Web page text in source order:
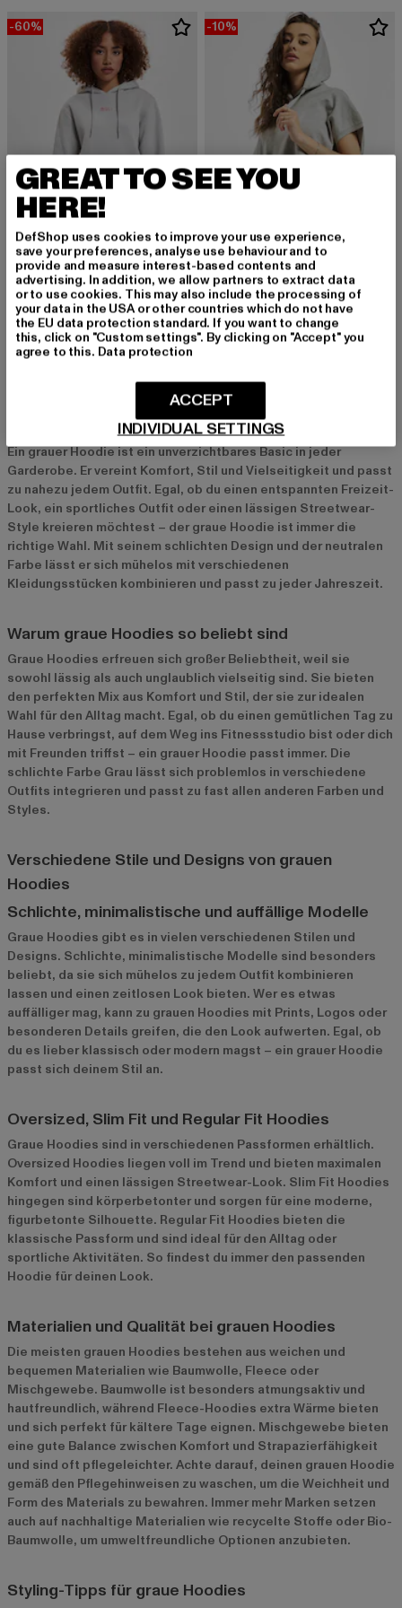
-60%
DANGEROUS DNGRS
Faith
20,00 EUR
Derzeitiger Preis: 20,00 EUR
49,99 EURAktionspreis: 49,99 EUR
-10%
URBAN CLASSICS
Sleeveless Terry
26,99 EUR
Derzeitiger Preis: 26,99 EUR
29,99 EUR Aktionspreis:
Grauer Hoodie: Der zeitlose Klassiker für jeden
Ein grauer Hoodie ist ein unverzichtbares Basic in jeder
Garderobe. Er vereint Komfort, Stil und Vielseitigkeit und passt
zu nahezu jedem Outfit. Egal, ob du einen entspannten Freizeit-
Look, ein sportliches Outfit oder einen lässigen Streetwear-
Style kreieren möchtest – der graue Hoodie ist immer die
richtige Wahl. Mit seinem schlichten Design und der neutralen
Farbe lässt er sich mühelos mit verschiedenen
Kleidungsstücken kombinieren und passt zu jeder Jahreszeit.
Warum graue Hoodies so beliebt sind
Graue Hoodies erfreuen sich großer Beliebtheit, weil sie
sowohl lässig als auch unglaublich vielseitig sind. Sie bieten
den perfekten Mix aus Komfort und Stil, der sie zur idealen
Wahl für den Alltag macht. Egal, ob du einen gemütlichen Tag zu
Hause verbringst, auf dem Weg ins Fitnessstudio bist oder dich
mit Freunden triffst – ein grauer Hoodie passt immer. Die
schlichte Farbe Grau lässt sich problemlos in verschiedene
Outfits integrieren und passt zu fast allen anderen Farben und
Styles.
Verschiedene Stile und Designs von grauen
Hoodies
Schlichte, minimalistische und auffällige Modelle
Graue Hoodies gibt es in vielen verschiedenen Stilen und
Designs. Schlichte, minimalistische Modelle sind besonders
beliebt, da sie sich mühelos zu jedem Outfit kombinieren
lassen und einen zeitlosen Look bieten. Wer es etwas
auffälliger mag, kann zu grauen Hoodies mit Prints, Logos oder
besonderen Details greifen, die den Look aufwerten. Egal, ob
du es lieber klassisch oder modern magst – ein grauer Hoodie
passt sich deinem Stil an.
Oversized, Slim Fit und Regular Fit Hoodies
Graue Hoodies sind in verschiedenen Passformen erhältlich.
Oversized Hoodies liegen voll im Trend und bieten maximalen
Komfort und einen lässigen Streetwear-Look. Slim Fit Hoodies
hingegen sind körperbetonter und sorgen für eine moderne,
figurbetonte Silhouette. Regular Fit Hoodies bieten die
klassische Passform und sind ideal für den Alltag oder
sportliche Aktivitäten. So findest du immer den passenden
Hoodie für deinen Look.
Materialien und Qualität bei grauen Hoodies
Die meisten grauen Hoodies bestehen aus weichen und
bequemen Materialien wie Baumwolle, Fleece oder
Mischgewebe. Baumwolle ist besonders atmungsaktiv und
hautfreundlich, während Fleece-Hoodies extra Wärme bieten
und sich perfekt für kältere Tage eignen. Mischgewebe bieten
eine gute Balance zwischen Komfort und Strapazierfähigkeit
und sind oft pflegeleichter. Achte darauf, deinen grauen Hoodie
gemäß den Pflegehinweisen zu waschen, um die Weichheit und
Form des Materials zu bewahren. Immer mehr Marken setzen
auch auf nachhaltige Materialien wie recycelte Stoffe oder Bio-
Baumwolle, um umweltfreundliche Optionen anzubieten.
Styling-Tipps für graue Hoodies
GREAT TO SEE YOU
HERE!
DefShop uses cookies to improve your use experience,
save your preferences, analyse use behaviour and to
provide and measure interest-based contents and
advertising. In addition, we allow partners to extract data
or to use cookies. This may also include the processing of
your data in the USA or other countries which do not have
the EU data protection standard. If you want to change
this, click on "Custom settings". By clicking on "Accept" you
agree to this. Data protection
INDIVIDUAL SETTINGS
ACCEPT